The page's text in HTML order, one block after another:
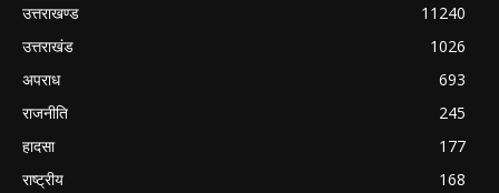
उत्तराखण्ड
11240
उत्तराखंड
1026
अपराध
693
राजनीति
245
हादसा
177
राष्ट्रीय
168